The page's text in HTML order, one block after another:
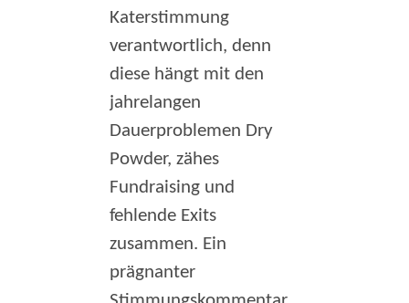
Katerstimmung
verantwortlich, denn
diese hängt mit den
jahrelangen
Dauerproblemen Dry
Powder, zähes
Fundraising und
fehlende Exits
zusammen. Ein
prägnanter